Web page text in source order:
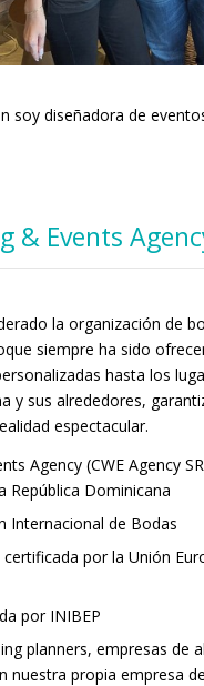
soy diseñadora de
& Events
la organización de
siempre ha sido
hasta los
y sus alrededores,
espectacular.
Agency (CWE Agency
República Dominicana
Internacional de Bodas
por la Unión
por INIBEP
planners, empresas de
nuestra propia empresa